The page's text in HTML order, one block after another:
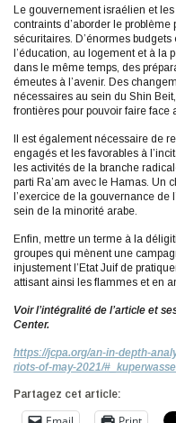
Le gouvernement israélien et
contraints d’aborder le
sécuritaires. D’énormes
l’éducation, au logement et à la
dans le même temps, des
émeutes à l’avenir. Des
nécessaires au sein du Shin
frontières pour pouvoir faire face
Il est également nécessaire de
engagés et les favorables à
les activités de la branche
parti Ra’am avec le Hamas. Un
l’exercice de la gouvernance de
sein de la minorité arabe.
Enfin, mettre un terme à la
groupes qui mènent une
injustement l’Etat Juif de
attisant ainsi les flammes et en
Voir l’intégralité de l’article et
Center.
https://jcpa.org/an-in-depth-
riots-of-may-2021/
Partagez cet article: